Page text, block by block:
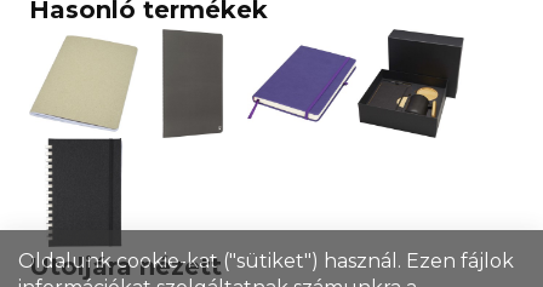
Hasonló termékek
Utoljára nézett
Oldalunk cookie-kat ("sütiket") használ. Ezen fájlok